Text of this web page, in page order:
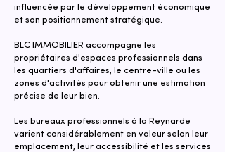
influencée par le développement économique
et son positionnement stratégique.
BLC IMMOBILIER accompagne les
propriétaires d'espaces professionnels dans
les quartiers d'affaires, le centre-ville ou les
zones d'activités pour obtenir une estimation
précise de leur bien.
​Les bureaux professionnels à la Reynarde
varient considérablement en valeur selon leur
emplacement, leur accessibilité et les services